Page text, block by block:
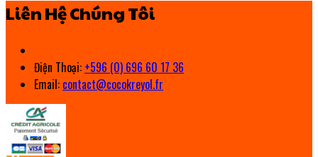
Liên Hệ Chúng Tôi
Điện Thoại: +596 (0) 696 60 17 36
Email: contact@cocokreyol.fr